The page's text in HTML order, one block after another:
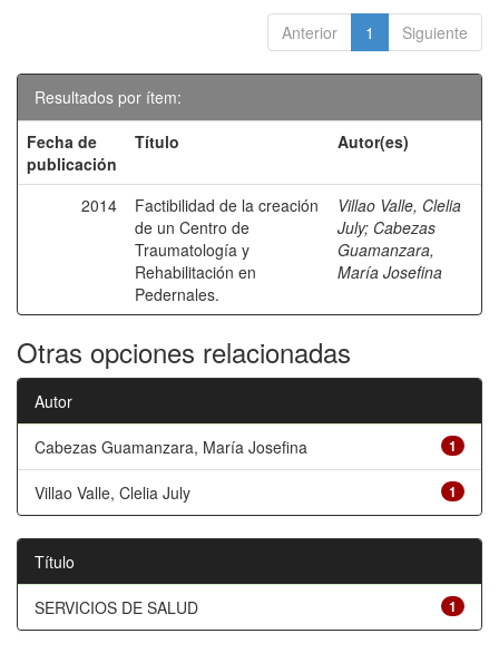
Anterior 1 Siguiente
Resultados por ítem:
Fecha de
publicación
Título Autor(es)
2014
Factibilidad de la creación
de un Centro de
Traumatología y
Rehabilitación en
Pedernales.
Villao Valle, Clelia
July; Cabezas
Guamanzara,
María Josefina
Otras opciones relacionadas
Autor
1
Cabezas Guamanzara, María Josefina
1
Villao Valle, Clelia July
Título
1
SERVICIOS DE SALUD